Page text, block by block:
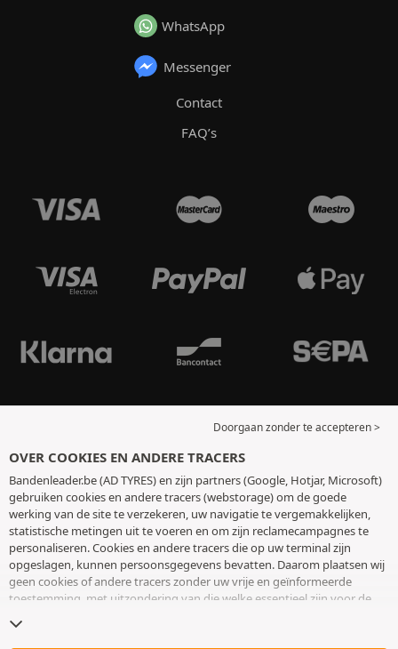
WhatsApp
Messenger
Contact
FAQ’s
Doorgaan zonder te accepteren >
OVER COOKIES EN ANDERE TRACERS
Bandenleader.be (AD TYRES) en zijn partners (Google, Hotjar, Microsoft)
gebruiken cookies en andere tracers (webstorage) om de goede
werking van de site te verzekeren, uw navigatie te vergemakkelijken,
statistische metingen uit te voeren en om zijn reclamecampagnes te
personaliseren. Cookies en andere tracers die op uw terminal zijn
opgeslagen, kunnen persoonsgegevens bevatten. Daarom plaatsen wij
geen cookies of andere tracers zonder uw vrije en geïnformeerde
toestemming, met uitzondering van die welke essentieel zijn voor de
toestemming op elk moment intrekken door naar de pagina over